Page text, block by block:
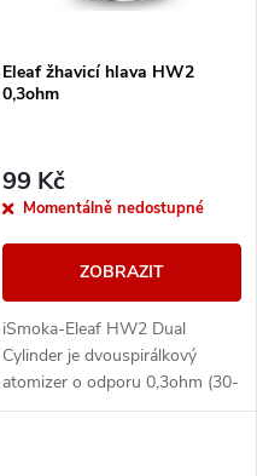
Eleaf žhavicí hlava HW2
0,3ohm
99 Kč
Momentálně nedostupné
ZOBRAZIT
iSmoka-Eleaf HW2 Dual
Cylinder je dvouspirálkový
atomizer o odporu 0,3ohm (30-
70W). Unikátní umístění, kde